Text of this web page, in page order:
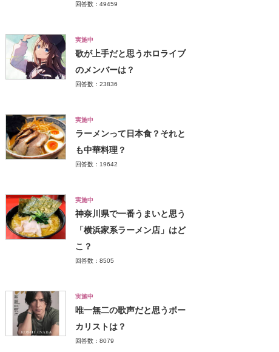
回答数：49459
実施中
歌が上手だと思うホロライブ
のメンバーは？
回答数：23836
実施中
ラーメンって日本食？それと
も中華料理？
回答数：19642
実施中
神奈川県で一番うまいと思う
「横浜家系ラーメン店」はど
こ？
回答数：8505
実施中
唯一無二の歌声だと思うボー
カリストは？
回答数：8079